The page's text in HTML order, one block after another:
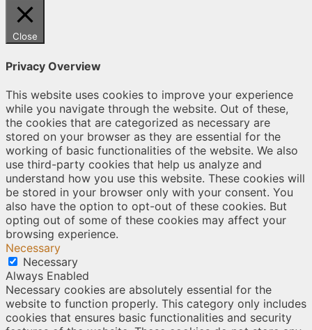
Close
Privacy Overview
This website uses cookies to improve your experience
while you navigate through the website. Out of these,
the cookies that are categorized as necessary are
stored on your browser as they are essential for the
working of basic functionalities of the website. We also
use third-party cookies that help us analyze and
understand how you use this website. These cookies will
be stored in your browser only with your consent. You
also have the option to opt-out of these cookies. But
opting out of some of these cookies may affect your
browsing experience.
Necessary
Necessary
Always Enabled
Necessary cookies are absolutely essential for the
website to function properly. This category only includes
cookies that ensures basic functionalities and security